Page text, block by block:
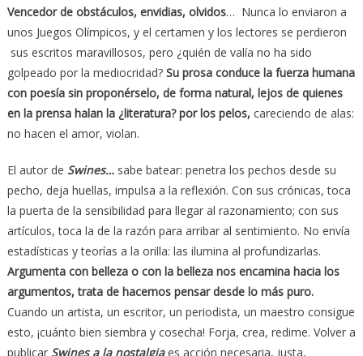
Vencedor de obstáculos, envidias, olvidos… Nunca lo enviaron a
unos Juegos Olímpicos, y el certamen y los lectores se perdieron
sus escritos maravillosos, pero ¿quién de valía no ha sido
golpeado por la mediocridad?Su prosa conduce la fuerza humana
con poesía sin proponérselo, de forma natural, lejos de quienes
en la prensa halan la ¿literatura? por los pelos, careciendo de alas:
no hacen el amor, violan.
El autor de Swines…sabe batear: penetra los pechos desde su
pecho, deja huellas, impulsa a la reflexión. Con sus crónicas, toca
la puerta de la sensibilidad para llegar al razonamiento; con sus
artículos, toca la de la razón para arribar al sentimiento. No envía
estadísticas y teorías a la orilla: las ilumina al profundizarlas.
Argumenta con belleza o con la belleza nos encamina hacia los
argumentos, trata de hacernos pensar desde lo más puro.
Cuando un artista, un escritor, un periodista, un maestro consigue
esto, ¡cuánto bien siembra y cosecha! Forja, crea, redime. Volver a
publicar Swines a la nostalgiaes acción necesaria, justa,